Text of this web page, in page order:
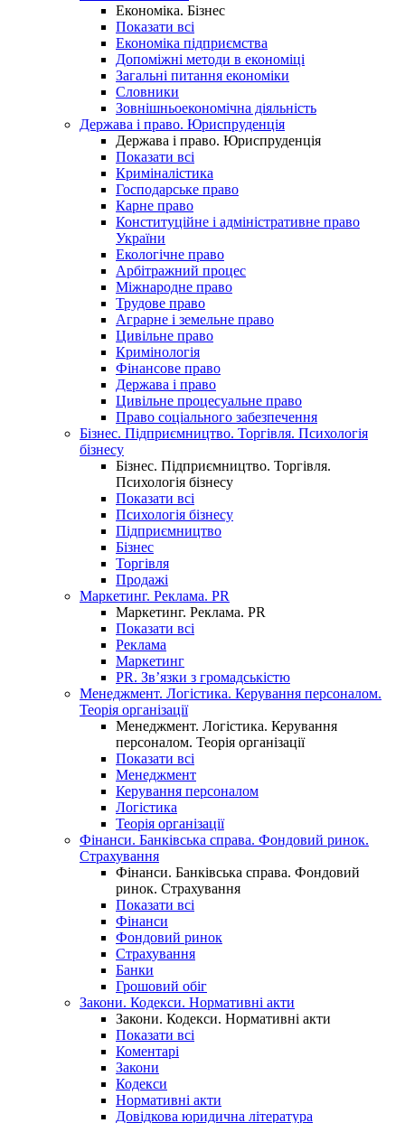
Економіка. Бізнес
Показати всі
Економіка підприємства
Допоміжні методи в економіці
Загальні питання економіки
Словники
Зовнішньоекономічна діяльність
Держава і право. Юриспруденція
Держава і право. Юриспруденція
Показати всі
Криміналістика
Господарське право
Карне право
Конституційне і адміністративне право
України
Екологічне право
Арбітражний процес
Міжнародне право
Трудове право
Аграрне і земельне право
Цивільне право
Кримінологія
Фінансове право
Держава і право
Цивільне процесуальне право
Право соціального забезпечення
Бізнес. Підприємництво. Торгівля. Психологія
бізнесу
Бізнес. Підприємництво. Торгівля.
Психологія бізнесу
Показати всі
Психологія бізнесу
Підприємництво
Бізнес
Торгівля
Продажі
Маркетинг. Реклама. PR
Маркетинг. Реклама. PR
Показати всі
Реклама
Маркетинг
PR. Зв’язки з громадськістю
Менеджмент. Логістика. Керування персоналом.
Теорія організації
Менеджмент. Логістика. Керування
персоналом. Теорія організації
Показати всі
Менеджмент
Керування персоналом
Логістика
Теорія організації
Фінанси. Банківська справа. Фондовий ринок.
Страхування
Фінанси. Банківська справа. Фондовий
ринок. Страхування
Показати всі
Фінанси
Фондовий ринок
Страхування
Банки
Грошовий обіг
Закони. Кодекси. Нормативні акти
Закони. Кодекси. Нормативні акти
Показати всі
Коментарі
Закони
Кодекси
Нормативні акти
Довідкова юридична література